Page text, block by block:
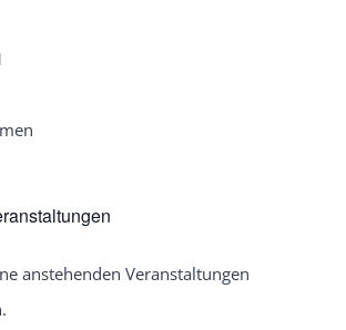
anstehenden Veranstaltungen